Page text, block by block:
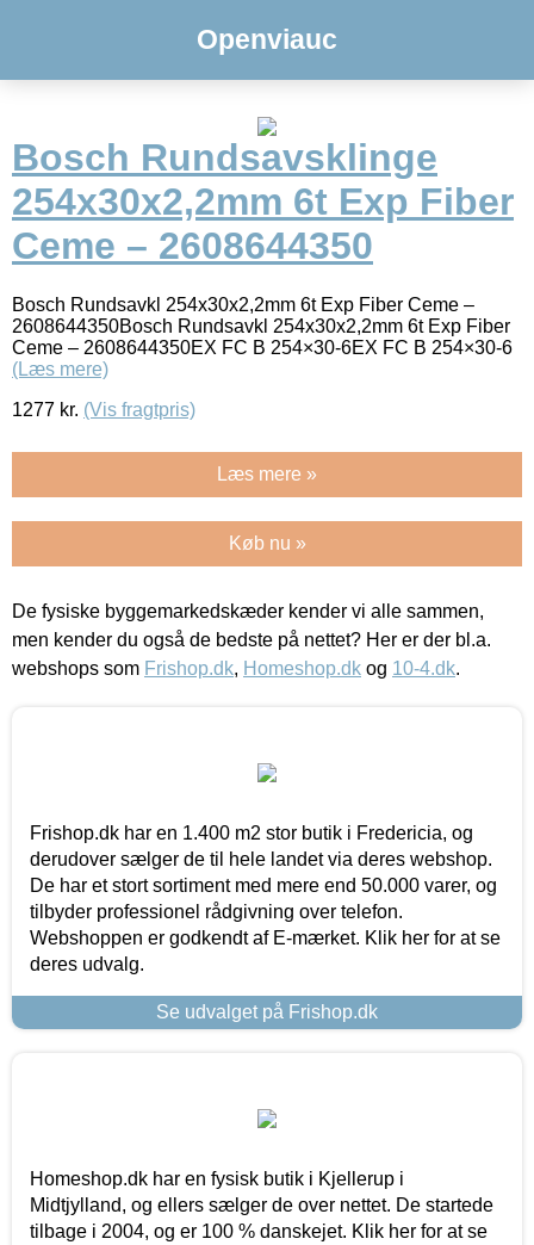
Openviauc
Bosch Rundsavsklinge
254x30x2,2mm 6t Exp Fiber
Ceme – 2608644350
Bosch Rundsavkl 254x30x2,2mm 6t Exp Fiber Ceme –
2608644350Bosch Rundsavkl 254x30x2,2mm 6t Exp Fiber
Ceme – 2608644350EX FC B 254×30-6EX FC B 254×30-6
(Læs mere)
1277 kr. (Vis fragtpris)
Læs mere »
Køb nu »
De fysiske byggemarkedskæder kender vi alle sammen,
men kender du også de bedste på nettet? Her er der bl.a.
webshops som Frishop.dk, Homeshop.dk og 10-4.dk.
Frishop.dk har en 1.400 m2 stor butik i Fredericia, og
derudover sælger de til hele landet via deres webshop.
De har et stort sortiment med mere end 50.000 varer, og
tilbyder professionel rådgivning over telefon.
Webshoppen er godkendt af E-mærket. Klik her for at se
deres udvalg.
Se udvalget på Frishop.dk
Homeshop.dk har en fysisk butik i Kjellerup i
Midtjylland, og ellers sælger de over nettet. De startede
tilbage i 2004, og er 100 % danskejet. Klik her for at se